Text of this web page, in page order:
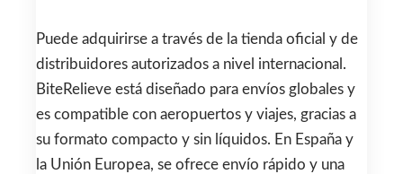
Puede adquirirse a través de la tienda oficial y de
distribuidores autorizados a nivel internacional.
BiteRelieve está diseñado para envíos globales y
es compatible con aeropuertos y viajes, gracias a
su formato compacto y sin líquidos. En España y
la Unión Europea, se ofrece envío rápido y una